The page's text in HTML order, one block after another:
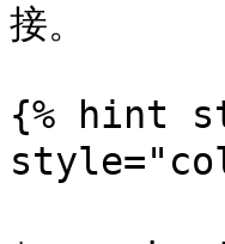
接。
{% hint